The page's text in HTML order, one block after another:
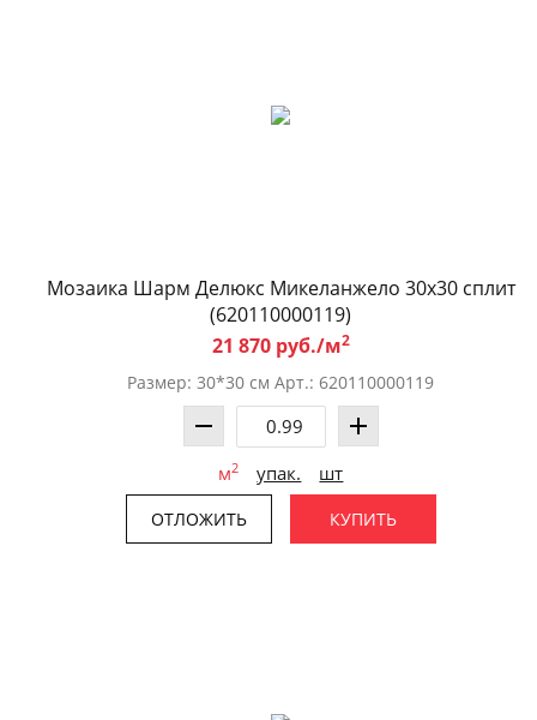
Мозаика Шарм Делюкс Микеланжело 30x30 сплит
(620110000119)
21 870 руб./м2
Размер: 30*30 см Арт.: 620110000119
м2 упак. шт
ОТЛОЖИТЬ КУПИТЬ